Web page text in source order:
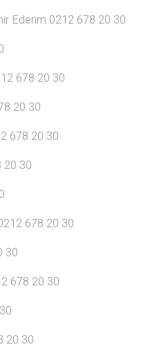
Ederim 0212 678 20 30
678 20 30
20 30
678 20 30
20 30
678 20 30
30
678 20 30
20 30